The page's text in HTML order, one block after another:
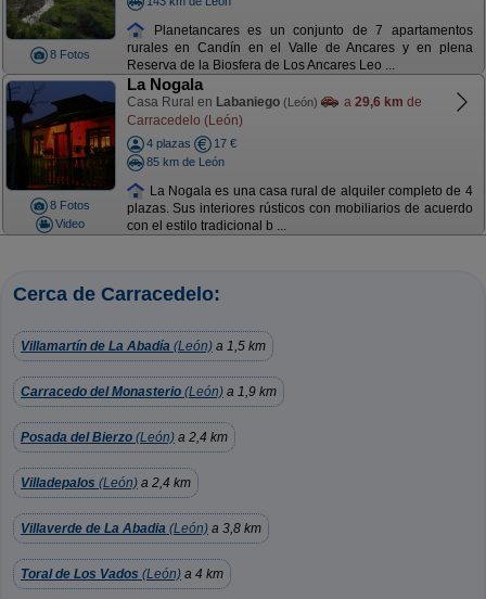
8 Fotos
Planetancares es un conjunto de 7 apartamentos
rurales en Candín en el Valle de Ancares y en plena
Reserva de la Biosfera de Los Ancares Leo ...
8 Fotos
Video
La Nogala
Casa Rural en Labaniego (León) a 29,6 km de
Carracedelo (León)
4 plazas
17 €
85 km de León
La Nogala es una casa rural de alquiler completo de 4
plazas. Sus interiores rústicos con mobiliarios de acuerdo
con el estilo tradicional b ...
Cerca de Carracedelo:
Villamartín de La Abadía (León) a 1,5 km
Carracedo del Monasterio (León) a 1,9 km
Posada del Bierzo (León) a 2,4 km
Villadepalos (León) a 2,4 km
Villaverde de La Abadia (León) a 3,8 km
Toral de Los Vados (León) a 4 km